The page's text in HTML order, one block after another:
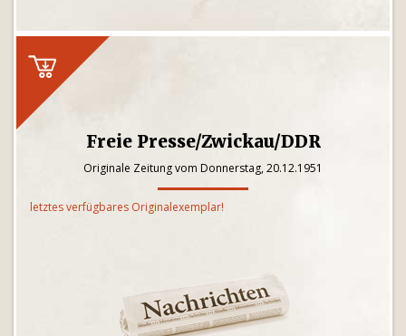
Freie Presse/Zwickau/DDR
Originale Zeitung vom Donnerstag, 20.12.1951
letztes verfügbares Originalexemplar!